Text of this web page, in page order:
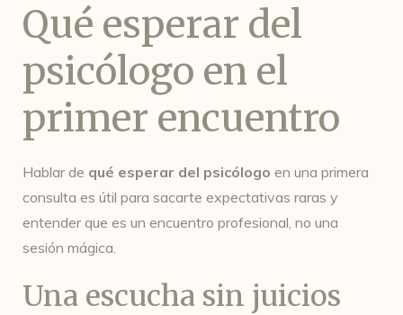
Qué esperar del
psicólogo en el
primer encuentro
Hablar de qué esperar del psicólogo en una primera
consulta es útil para sacarte expectativas raras y
entender que es un encuentro profesional, no una
sesión mágica.
Una escucha sin juicios